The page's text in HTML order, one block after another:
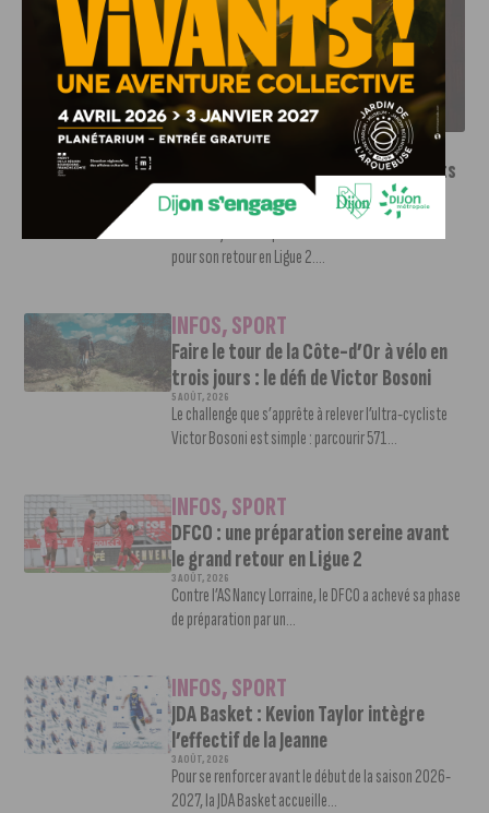
LE DFCO DÉVOILE SES NOUVEAUX MAILLOTS POUR LA
SAISON 2026-2027
INFOS,SPORT
Le DFCO dévoile ses nouveaux maillots
pour la saison 2026-2027
6 AOÛT, 2026
pour son retour en Ligue 2....
INFOS,SPORT
Faire le tour de la Côte-d’Or à vélo en
trois jours : le défi de Victor Bosoni
5 AOÛT, 2026
Le challenge que s’apprête à relever l’ultra-cycliste
Victor Bosoni est simple : parcourir 571...
INFOS,SPORT
DFCO : une préparation sereine avant
le grand retour en Ligue 2
3 AOÛT, 2026
Contre l’AS Nancy Lorraine, le DFCO a achevé sa phase
de préparation par un...
INFOS,SPORT
JDA Basket : Kevion Taylor intègre
l’effectif de la Jeanne
3 AOÛT, 2026
Pour se renforcer avant le début de la saison 2026-
2027, la JDA Basket accueille...